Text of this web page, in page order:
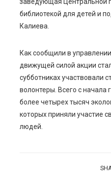
заведующая Центральной
библиотекой для детей и
Калиева.
Как сообщили в
движущей силой акции
субботниках участвовали
волонтеры. Всего с начала
более четырех тысяч
которых приняли участие
людей.